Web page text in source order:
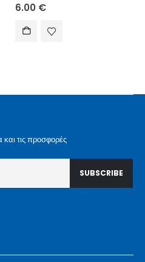
6.00 €
και τις προσφορές